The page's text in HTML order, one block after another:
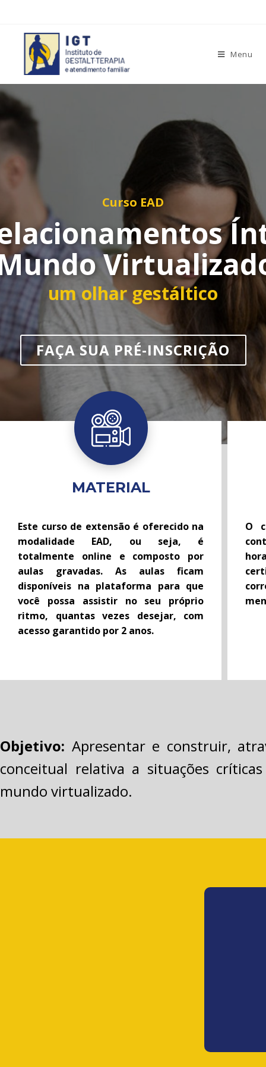
Menu
MATERIAL
Este curso de extensão é oferecido na
modalidade EAD, ou seja, é
totalmente online e composto por
aulas gravadas. As aulas ficam
disponíveis na plataforma para que
você possa assistir no seu próprio
ritmo, quantas vezes desejar, com
acesso garantido por 2 anos.
O
FAÇA SUA PRÉ-INSCRIÇÃO
Curso EAD
um olhar gestáltico
Objetivo: Apresentar e construir,
conceitual relativa a situações
mundo virtualizado.